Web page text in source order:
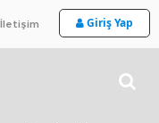
İletişim Giriş Yap